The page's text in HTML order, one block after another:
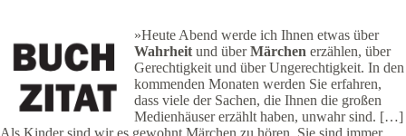
»Heute Abend werde ich Ihnen etwas über
Wahrheitund überMärchen erzählen, über
Gerechtigkeit und über Ungerechtigkeit. In den
kommenden Monaten werden Sie erfahren,
dass viele der Sachen, die Ihnen die großen
Medienhäuser erzählt haben, unwahr sind. […]